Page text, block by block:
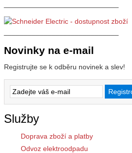
Novinky na e-mail
Registrujte se k odběru novinek a slev!
Služby
Doprava zboží a platby
Odvoz elektroodpadu